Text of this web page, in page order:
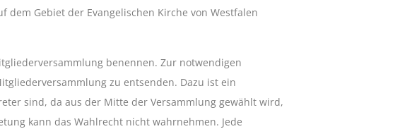
Gebiet der Evangelischen Kirche von Westfalen
benennen. Zur notwendigen
zu entsenden. Dazu ist ein
sind, da aus der Mitte der Versammlung gewählt wird,
kann das Wahlrecht nicht wahrnehmen. Jede